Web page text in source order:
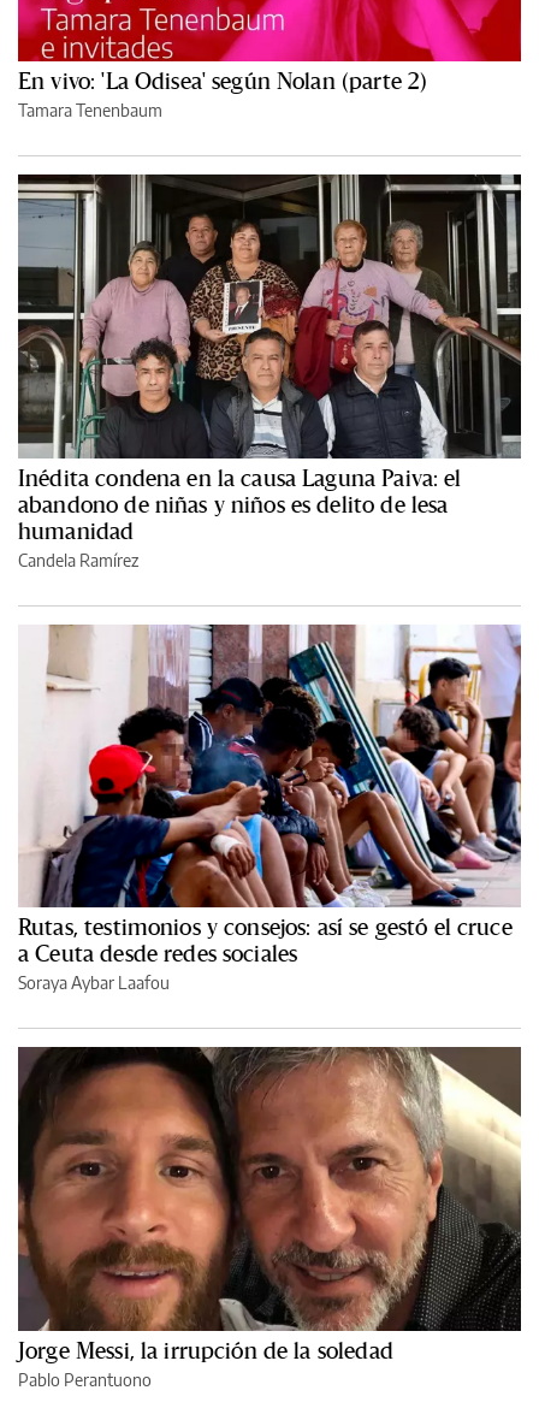
En vivo: 'La Odisea' según Nolan (parte 2)
Tamara Tenenbaum
Inédita condena en la causa Laguna Paiva: el
abandono de niñas y niños es delito de lesa
humanidad
Candela Ramírez
Rutas, testimonios y consejos: así se gestó el cruce
a Ceuta desde redes sociales
Soraya Aybar Laafou
Jorge Messi, la irrupción de la soledad
Pablo Perantuono